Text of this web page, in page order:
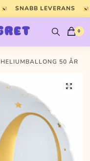
SNABB LEVERANS
0
HELIUMBALLONG 50 ÅR
🔍